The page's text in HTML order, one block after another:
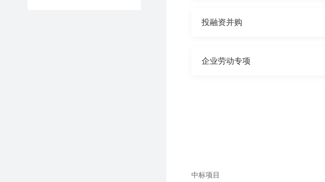
投融资并购
企业劳动专项
中标项目